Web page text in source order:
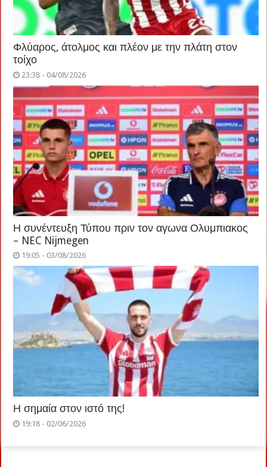
Φλύαρος, άτολμος και πλέον με την πλάτη στον
τοίχο
23:38 - 04/08/2026
Η συνέντευξη Τύπου πριν τον αγωνα Ολυμπιακος
– NEC Nijmegen
19:05 - 03/08/2026
Η σημαία στον ιστό της!
19:18 - 02/06/2026